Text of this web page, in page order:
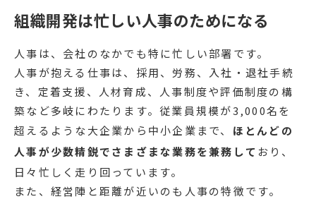
組織開発は忙しい人事のためになる
人事は、会社のなかでも特に忙しい部署です。
人事が抱える仕事は、採用、労務、入社・退社手続
き、定着支援、人材育成、人事制度や評価制度の構
築など多岐にわたります。従業員規模が3,000名を
超えるような大企業から中小企業まで、 ほとんどの
人事が少数精鋭でさまざまな業務を兼務して おり、
日々忙しく走り回っています。
また、経営陣と距離が近いのも人事の特徴です。